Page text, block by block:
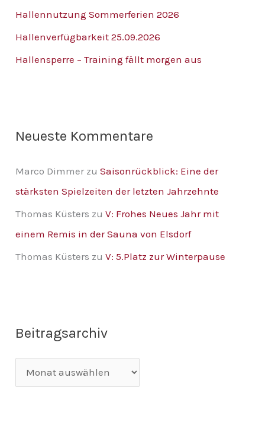
a
c
Hallennutzung Sommerferien 2026
Hallenverfügbarkeit 25.09.2026
Hallensperre – Training fällt morgen aus
Neueste Kommentare
Marco Dimmer zuSaisonrückblick: Eine der
stärksten Spielzeiten der letzten Jahrzehnte
Thomas Küsters zuV: Frohes Neues Jahr mit
einem Remis in der Sauna von Elsdorf
Thomas Küsters zuV: 5.Platz zur Winterpause
Beitragsarchiv